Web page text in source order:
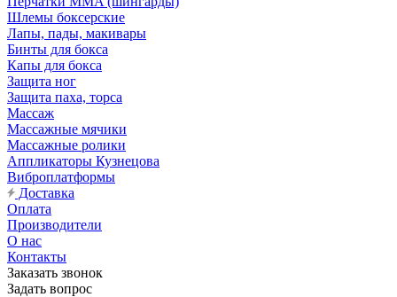
Шлемы боксерские
Лапы, пады, макивары
Бинты для бокса
Капы для бокса
Защита ног
Защита паха, торса
Массаж
Массажные мячики
Массажные ролики
Аппликаторы Кузнецова
Виброплатформы
Доставка
Оплата
Производители
О нас
Контакты
Заказать звонок
Задать вопрос